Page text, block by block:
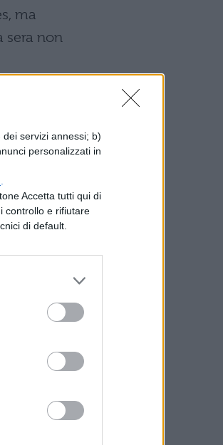
servizi annessi; b)
personalizzati in
Accetta tutti qui di
controllo e rifiutare
di default.
ma
sera non
la
di Jo, di
da
il cast,